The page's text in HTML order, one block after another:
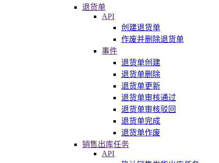
退货单
API
创建退货单
作废并删除退货单
事件
退货单创建
退货单删除
退货单更新
退货单审核通过
退货单审核驳回
退货单完成
退货单作废
销售出库任务
API